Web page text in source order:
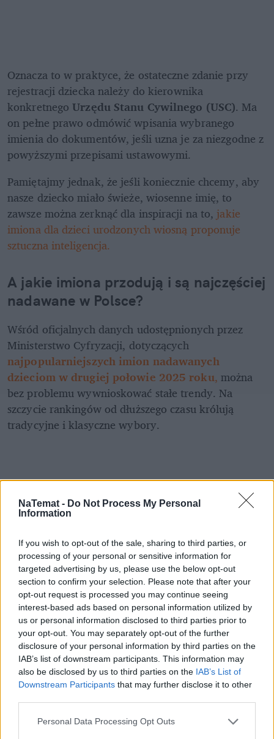
NaTemat - Do Not Process My Personal
Information
If you wish to opt-out of the sale, sharing to third parties, or
processing of your personal or sensitive information for
targeted advertising by us, please use the below opt-out
section to confirm your selection. Please note that after your
opt-out request is processed you may continue seeing
interest-based ads based on personal information utilized by
us or personal information disclosed to third parties prior to
your opt-out. You may separately opt-out of the further
disclosure of your personal information by third parties on the
IAB’s list of downstream participants. This information may
also be disclosed by us to third parties on the IAB’s List of
Downstream Participants that may further disclose it to other
Personal Data Processing Opt Outs
Oznacza to w praktyce, że ostateczne zdanie przy
rejestracji dziecka należy do kierownika
konkretnego Urzędu Stanu Cywilnego (USC). Ma
on pełne prawo odmówić wpisania wybranego
imienia do dokumentów, jeśli uzna je za niezgodne z
powyższymi przepisami ustawowymi.
Pamiętajmy jednak, że jeśli koniecznie chcemy, aby
nasze dziecko miało świeże, wiosenne imię, to
zawsze można zerknąć dla inspiracji na to, jakie
imiona dla dzieci urodzonych wiosną proponuje
sztuczna inteligencja.
A jakie imiona przodują i są najczęściej
nadawane w Polsce?
Wśród oficjalnych danych udostępnionych przez
Ministerstwo Cyfryzacji, dotyczących
najpopularniejszych imion nadawanych
dzieciom w drugiej połowie 2025 roku, można
bez problemu wywnioskować stałe trendy. Na
szczycie rankingów od dłuższego czasu królują
tradycyjne i klasyczne wybory.